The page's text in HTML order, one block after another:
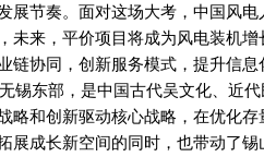
展节奏。面对这场大考，中国风
未来，平价项目将成为风电装机
链协同，创新服务模式，提升信
东部，是中国古代吴文化、近代
略和创新驱动核心战略，在优化
展成长新空间的同时，也带动了